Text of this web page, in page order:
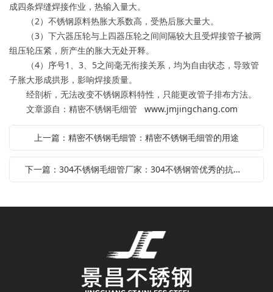
成四条焊缝焊接作业，热输入量大。
（2）不锈钢原料热胀大系数高，受热后胀大量大。
（3）下六器压轮与上四器压轮之间间隔较大且受焊接管子被两
组压轮压紧，所产生的胀大无处开释。
（4）序号1、3、5之间毫无衔接关系，均为自由状态，导致管
子胀大形成拱形，影响焊接质量。
经剖析，无法改变不锈钢原料特性，只能更改管子排布方法。
文章源自：精密不锈钢毛细管 www.jmjingchang.com
上一篇：精密不锈钢毛细管：精密不锈钢毛细管的用途
下一篇：304不锈钢毛细管厂家：304不锈钢管优秀的抗腐蚀性能